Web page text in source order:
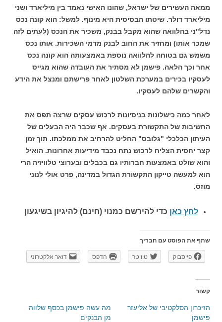
ממאה העשירים של ישראל, שהונו האישי נאמד בין מיליארד ושני
מיליארד דולר. שיטתו הבסיסית היא מינוף. למשל: הוא קונה נכס
נדל"ני בהלוואה שהוא מקבל בבנק, משכיר את הנכס (לעתים לזה
שמכר אותו) ומחזיר את החוב לבנק מדמי השכירות. אותו נכס
משמש גם בטוחה להלוואה נוספת באמצעותה הוא קונה נכס
אחר וכך הלאה. פישמן לא מסתיר את העובדה שהוא מגייס
לעסקיו בכירים במערכת השלטון לאחר פרישתם ומנצל את הידע
והקשרים שלהם לעסקיו.
לאחר כמה כישלונות בניסיונות לרכוש עסקים שרצה תפס את
החשיבות של התקשורת בעסקים. אף שכבר היה הבעלים של
העיתון הכלכלי "גלובס" החליט להרחיב את ממלכתו. תוך זמן
קצר יחסית הצליח לרכוש נתח נכבד מידיעות אחרונות. הואיל
והוא שולט באמצעות חברותיו גם בכבלים ובערוצי טלוויזיה הרי
הוא למעשה טייקון התקשורת הגדול במדינה, פרט אולי לנוני
מוזס.
לחץ כאן כדי להירשם כמנוי (חינם) להיגיון בשיגעון
שתף את הפוסט עם חבריך
פייסבוק טוויטר הדפס דואר אלקטרוני
קשור
הזיכרון הסלקטיבי של אליעזר
פישמן
מה עשה פישמן בכסף שלווה
מן הבנקים